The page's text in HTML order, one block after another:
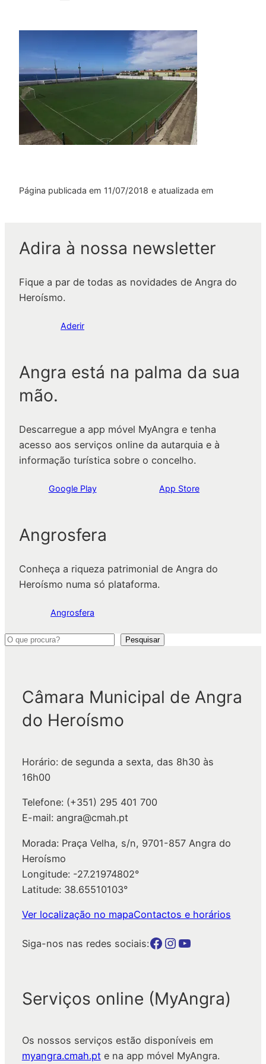
Página publicada em 11/07/2018 e atualizada em
Adira à nossa newsletter
Fique a par de todas as novidades de Angra do
Heroísmo.
Aderir
Angra está na palma da sua
mão.
Descarregue a app móvel MyAngra e tenha
acesso aos serviços online da autarquia e à
informação turística sobre o concelho.
Google Play App Store
Angrosfera
Conheça a riqueza patrimonial de Angra do
Heroísmo numa só plataforma.
Angrosfera
P
Pesquisar
Câmara Municipal de Angra
do Heroísmo
Horário: de segunda a sexta, das 8h30 às
16h00
Telefone: (+351) 295 401 700
E-mail: angra@cmah.pt
Morada: Praça Velha, s/n, 9701-857 Angra do
Heroísmo
Longitude: -27.21974802°
Latitude: 38.65510103°
Ver localização no mapaContactos e horários
Siga-nos nas redes sociais:Botão para a página da autarquia no Facebook Botão para a página da autarquia no Instagram Botão para a página da autarquia no Youtube
Serviços online (MyAngra)
Os nossos serviços estão disponíveis em
myangra.cmah.pte na app móvel MyAngra.